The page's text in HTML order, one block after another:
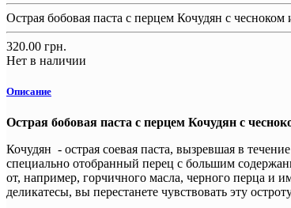
Острая бобовая паста с перцем Кочудян с
320.00 грн.
Нет в наличии
Описание
Острая бобовая паста с перцем Кочудян с
Кочудян - острая соевая паста, вызревшая в
специально отобранный перец с большим
от, например, горчичного масла, черного перца и
деликатесы, вы перестанете чувствовать эту